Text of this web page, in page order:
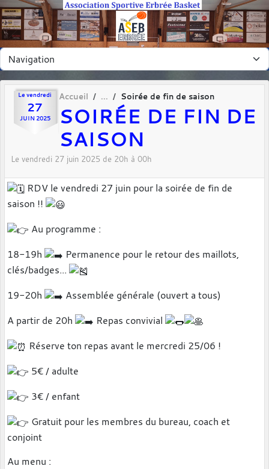
Le vendredi
27
JUIN 2025
Accueil Soirée de fin de saison
SOIRÉE DE FIN DE
SAISON
Le vendredi 27 juin 2025 de 20h à 00h
RDV le vendredi 27 juin pour la soirée de fin de
saison !!
Au programme :
18-19h
Permanence pour le retour des maillots,
clés/badges...
19-20h
Assemblée générale (ouvert a tous)
A partir de 20h
Repas convivial
Réserve ton repas avant le mercredi 25/06 !
5€ / adulte
3€ / enfant
Gratuit pour les membres du bureau, coach et
conjoint
Au menu :
Panneau de gestion des cookies